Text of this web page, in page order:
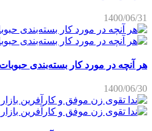
1400/06/31
هر آنچه در مورد کار بسته‌بندی حبوبات
1400/06/30